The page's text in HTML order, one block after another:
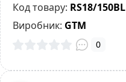
Код товару: RS18/150BL
Виробник: GTM
0